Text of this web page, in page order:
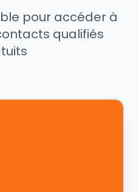
pour accéder à
qualifiés